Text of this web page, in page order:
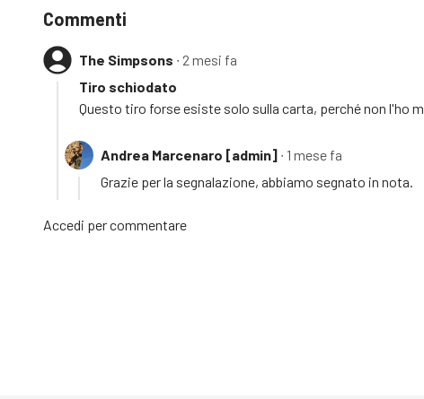
Commenti
The Simpsons ∙ 2 mesi fa
Tiro schiodato
Questo tiro forse esiste solo sulla carta, perché non l'ho
Andrea Marcenaro [admin] ∙ 1 mese fa
Grazie per la segnalazione, abbiamo segnato in nota.
Accedi per commentare